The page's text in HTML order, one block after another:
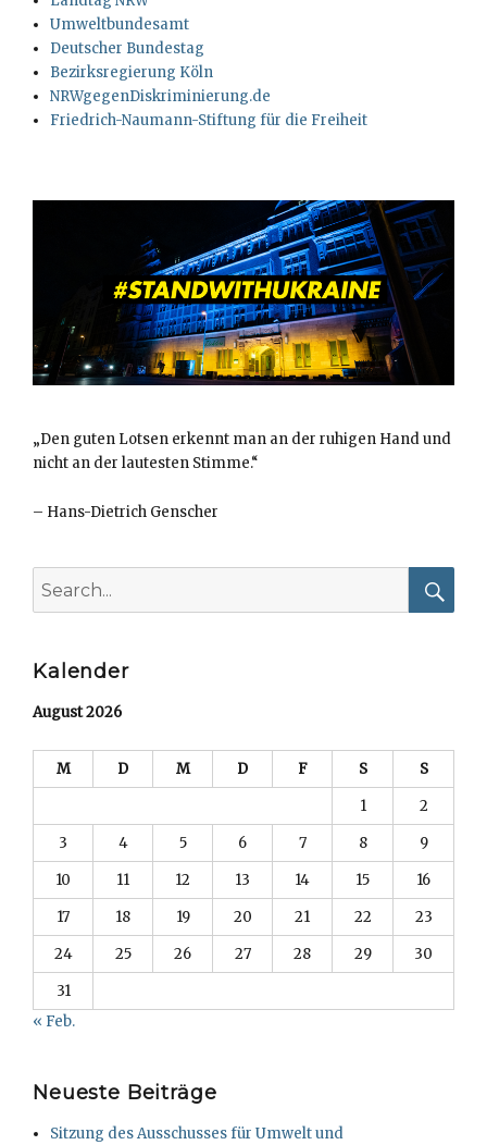
Umweltbundesamt
Deutscher Bundestag
Bezirksregierung Köln
NRWgegenDiskriminierung.de
Friedrich-Naumann-Stiftung für die Freiheit
„Den guten Lotsen erkennt man an der ruhigen Hand und
nicht an der lautesten Stimme.“
– Hans-Dietrich Genscher
for:
Kalender
August 2026
M D M D F S
S
1
2
3
4 5 6 7 8
9
10
11 12 13 14 15
16
17
18 19 20 21 22
23
24
25 26 27 28 29
30
31
« Feb.
Neueste Beiträge
Sitzung des Ausschusses für Umwelt und